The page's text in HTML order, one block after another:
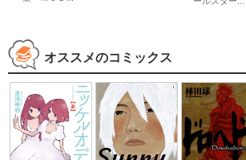
オススメのコミックス